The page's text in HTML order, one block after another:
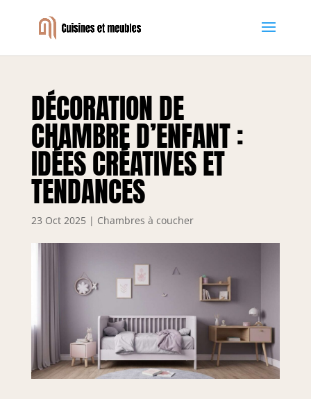
DÉCORATION DE
CHAMBRE D’ENFANT :
IDÉES CRÉATIVES ET
TENDANCES
23 Oct 2025 | Chambres à coucher